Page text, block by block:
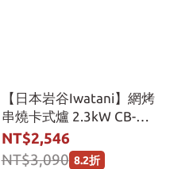
【日本岩谷Iwatani】網烤
串燒卡式爐 2.3kW CB-
ABR-2
NT$2,546
NT$3,090 8.2折